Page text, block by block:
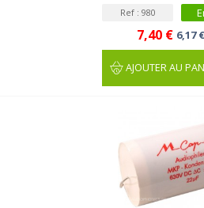
Ref : 980
7,40 € 6,17
AJOUTER AU